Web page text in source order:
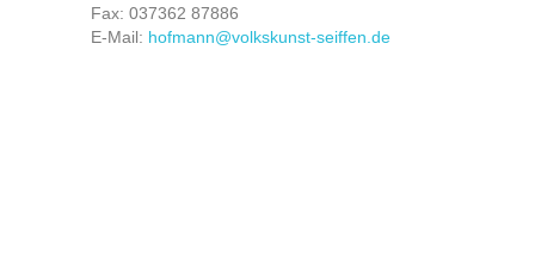
Fax: 037362 87886
E-Mail: hofmann@volkskunst-seiffen.de